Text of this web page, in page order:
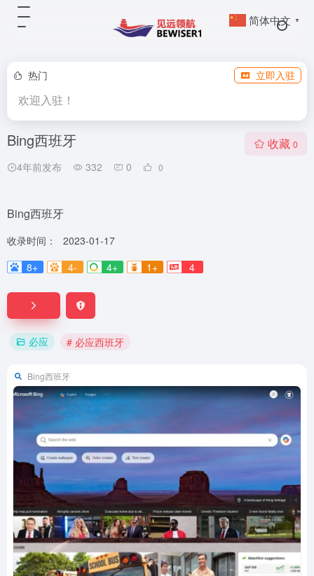
热门 立即入驻
欢迎入驻！
Bing西班牙
4年前发布 332 0 0
收藏 0
Bing西班牙
收录时间：
2023-01-17
8+
4- 4+ 1+ 4
必应 # 必应西班牙
Bing西班牙
简体中文 ▼